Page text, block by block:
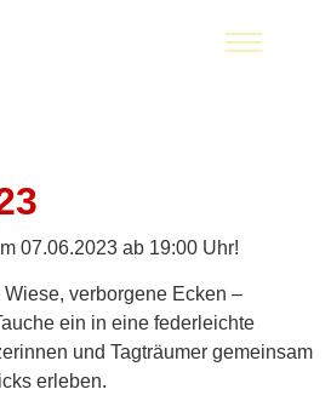
07.06.2023 ab 19:00 Uhr!
verborgene Ecken –
ein in eine federleichte
und Tagträumer gemeinsam
erleben.